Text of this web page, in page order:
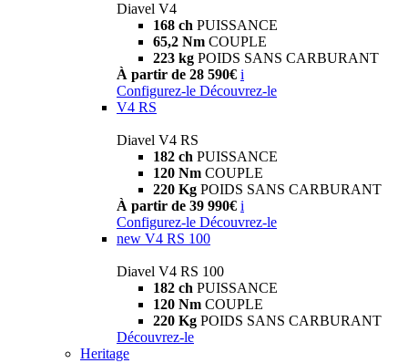
Diavel V4
168 ch PUISSANCE
65,2 Nm COUPLE
223 kg POIDS SANS CARBURANT
À partir de 28 590€ i
Configurez-le Découvrez-le
V4 RS
Diavel V4 RS
182 ch PUISSANCE
120 Nm COUPLE
220 Kg POIDS SANS CARBURANT
À partir de 39 990€ i
Configurez-le Découvrez-le
new V4 RS 100
Diavel V4 RS 100
182 ch PUISSANCE
120 Nm COUPLE
220 Kg POIDS SANS CARBURANT
Découvrez-le
Heritage